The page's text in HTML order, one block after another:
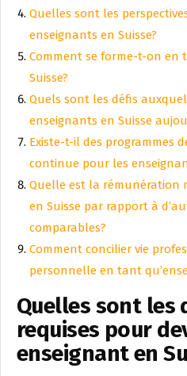
Quelles sont les
enseignants en Suisse?
Comment se forme-t-on en
Suisse?
Quels sont les défis
enseignants en Suisse
Existe-t-il des programmes
continue pour les
Quelle est la rémunération
en Suisse par rapport à
comparables?
Comment concilier vie
personnelle en tant
Quelles sont les
requises pour
enseignant en